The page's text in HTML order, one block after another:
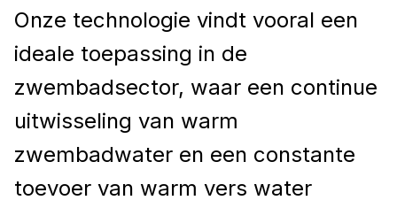
Onze technologie vindt vooral een
ideale toepassing in de
zwembadsector, waar een continue
uitwisseling van warm
zwembadwater en een constante
toevoer van warm vers water